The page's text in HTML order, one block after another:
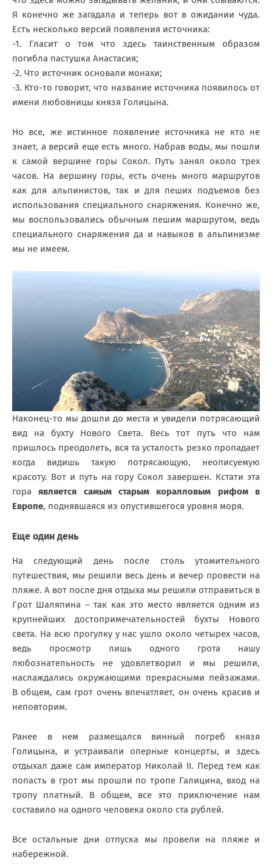
Я конечно же загадала и теперь вот в ожидании чуда.
Есть несколько версий появления источника:
-1. Гласит о том что здесь таинственным образом
погибла пастушка Анастасия;
-2. Что источник основали монахи;
-3. Кто-то говорит, что название источника появилось от
имени любовницы князя Голицына.
Но все, же истинное появление источника не кто не
знает, а версий еще есть много. Набрав воды, мы пошли
к самой вершине горы Сокол. Путь занял около трех
часов. На вершину горы, есть очень много маршрутов
как для альпинистов, так и для пеших подъемов без
использования специального снаряжения. Конечно же,
мы воспользовались обычным пешим маршрутом, ведь
специального снаряжения да и навыков в альпинизме
мы не имеем.
Наконец-то мы дошли до места и увидели потрясающий
вид на бухту Нового Света. Весь тот путь что нам
пришлось преодолеть, вся та усталость резко пропадает
когда видишь такую потрясающую, неописуемую
красоту. Вот и путь на гору Сокол завершен. Кстати эта
гораявляется самым старым коралловым рифом в
Европе, поднявшаяся из опустившегося уровня моря.
Еще один день
На следующий день после столь утомительного
путешествия, мы решили весь день и вечер провести на
пляже. А вот после дня отдыха мы решили отправиться в
Грот Шаляпина – так как это место является одним из
крупнейших достопримечательностей бухты Нового
света. На всю прогулку у нас ушло около четырех часов,
ведь просмотр лишь одного грота нашу
любознательность не удовлетворил и мы решили,
наслаждались окружающими прекрасными пейзажами.
В общем, сам грот очень впечатляет, он очень красив и
неповторим.
Ранее в нем размещался винный погреб князя
Голицына, и устраивали оперные концерты, и здесь
отдыхал даже сам император Николай II. Перед тем как
попасть в грот мы прошли по тропе Галицина, вход на
тропу платный. В общем, все это приключение нам
составило на одного человека около ста рублей.
Все остальные дни отпуска мы провели на пляже и
набережной.